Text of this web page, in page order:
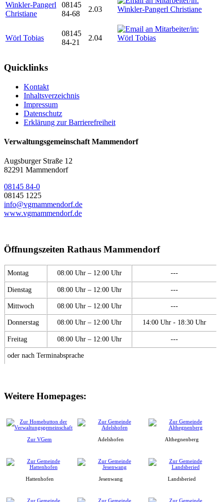
Winkler-Pangerl
Christiane
08145
84-68
2.03
Wörl Tobias
08145
84-21
2.04
Quicklinks
Kontakt
Inhaltsverzeichnis
Impressum
Datenschutz
Erklärung zur Barrierefreiheit
Verwaltungsgemeinschaft Mammendorf
Augsburger Straße 12
82291 Mammendorf
08145 84-0
08145 1225
info@vgmammendorf.de
www.vgmammendorf.de
Öffnungszeiten Rathaus Mammendorf
Montag 08:00 Uhr – 12:00 Uhr ---
Dienstag 08:00 Uhr – 12:00 Uhr ---
Mittwoch 08:00 Uhr – 12:00 Uhr ---
Donnerstag 08:00 Uhr – 12:00 Uhr 14:00 Uhr - 18:30 Uhr
Freitag 08:00 Uhr – 12:00 Uhr ---
oder nach Terminabsprache
Weitere Homepages:
Zur VGem Adelshofen Althegnenberg
Hattenhofen Jesenwang Landsberied